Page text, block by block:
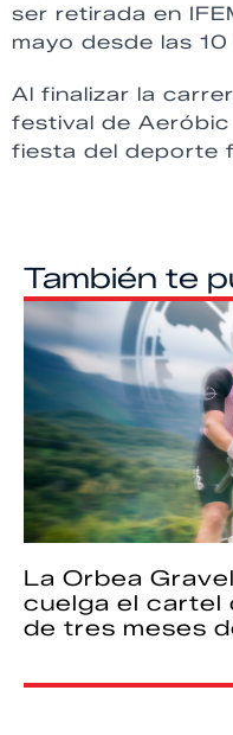
ser retirada en
mayo desde las
Al finalizar la
festival de
fiesta del deporte
También te
La Orbea
cuelga el cartel
de tres meses